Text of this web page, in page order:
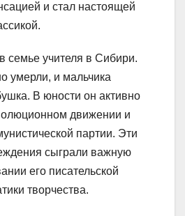
и стал настоящей
семье учителя в Сибири.
умерли, и мальчика
В юности он активно
движении и
партии. Эти
сыграли важную
его писательской
творчества.